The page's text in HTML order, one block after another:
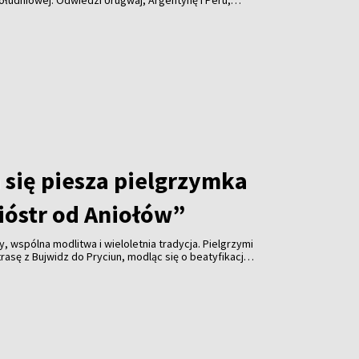
się piesza pielgrzymka
od Aniołów”
wspólna modlitwa i wieloletnia tradycja. Pielgrzymi
z Bujwidz do Pryciun, modląc się o beatyfikację
nasz fotoreporter Rafał Marcinkiewicz.